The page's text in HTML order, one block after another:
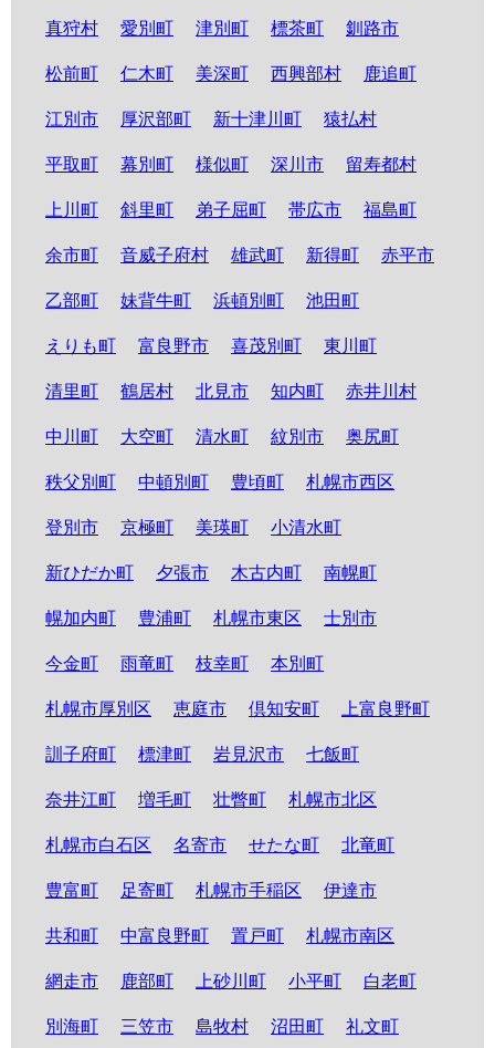
真狩村 愛別町 津別町 標茶町 釧路市
松前町 仁木町 美深町 西興部村 鹿追町
江別市 厚沢部町 新十津川町 猿払村
平取町 幕別町 様似町 深川市 留寿都村
上川町 斜里町 弟子屈町 帯広市 福島町
余市町 音威子府村 雄武町 新得町 赤平市
乙部町 妹背牛町 浜頓別町 池田町
えりも町 富良野市 喜茂別町 東川町
清里町 鶴居村 北見市 知内町 赤井川村
中川町 大空町 清水町 紋別市 奥尻町
秩父別町 中頓別町 豊頃町 札幌市西区
登別市 京極町 美瑛町 小清水町
新ひだか町 夕張市 木古内町 南幌町
幌加内町 豊浦町 札幌市東区 士別市
今金町 雨竜町 枝幸町 本別町
札幌市厚別区 恵庭市 倶知安町 上富良野町
訓子府町 標津町 岩見沢市 七飯町
奈井江町 増毛町 壮瞥町 札幌市北区
札幌市白石区 名寄市 せたな町 北竜町
豊富町 足寄町 札幌市手稲区 伊達市
共和町 中富良野町 置戸町 札幌市南区
網走市 鹿部町 上砂川町 小平町 白老町
別海町 三笠市 島牧村 沼田町 礼文町